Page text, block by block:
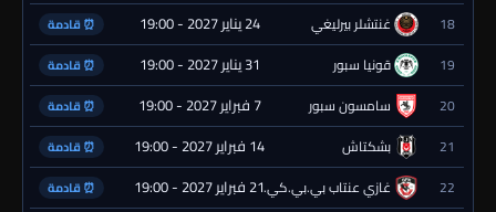
18 غنتشلر بيرليغي 24 يناير 2027 - 19:00 ⏰ قادمة
19 قونيا سبور 31 يناير 2027 - 19:00 ⏰ قادمة
20 سامسون سبور 7 فبراير 2027 - 19:00 ⏰ قادمة
21 بشكتاش 14 فبراير 2027 - 19:00 ⏰ قادمة
22 غازي عنتاب بي.بي.كي.21 فبراير 2027 - 19:00 ⏰ قادمة